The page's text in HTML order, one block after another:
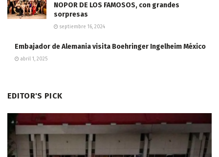
NOPOR DE LOS FAMOSOS, con grandes
sorpresas
septiembre 16, 2024
Embajador de Alemania visita Boehringer Ingelheim México
abril 1, 2025
EDITOR'S PICK